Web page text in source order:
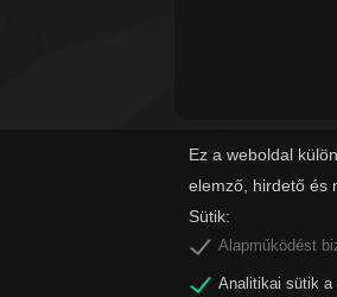
Ez a weboldal
elemző, hirdető és
Sütik:
Alapműködést
Analitikai sütik a